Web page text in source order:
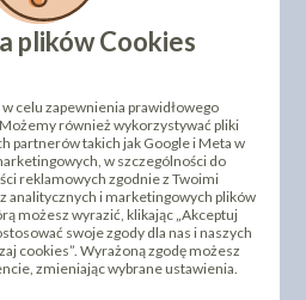
w finezyjny sposób
tasiemkamiw różnych
plików Cookies
celu zapewnienia prawidłowego
również wykorzystywać pliki
partnerów takich jak Google i Meta w
w szczególności do
reklamowych zgodnie z Twoimi
analitycznych i marketingowych plików
możesz wyrazić, klikając „Akceptuj
swoje zgody dla nas i naszych
cookies”. Wyrażoną zgodę możesz
zmieniając wybrane ustawienia.